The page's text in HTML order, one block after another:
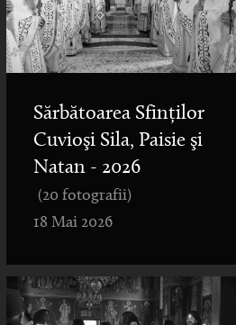
Sărbătoarea Sfinților
Cuvioşi Sila, Paisie şi
Natan - 2026
(20 fotografii)
18 Mai 2026